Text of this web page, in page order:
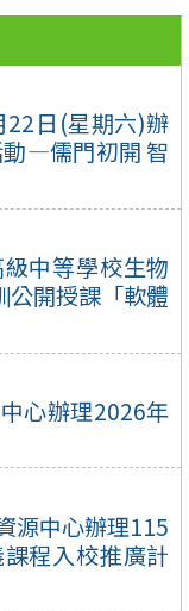
22日(星期六)辦
—儒門初開 智
中等學校生物
開授課「軟體
心辦理2026年
源中心辦理115
程入校推廣計